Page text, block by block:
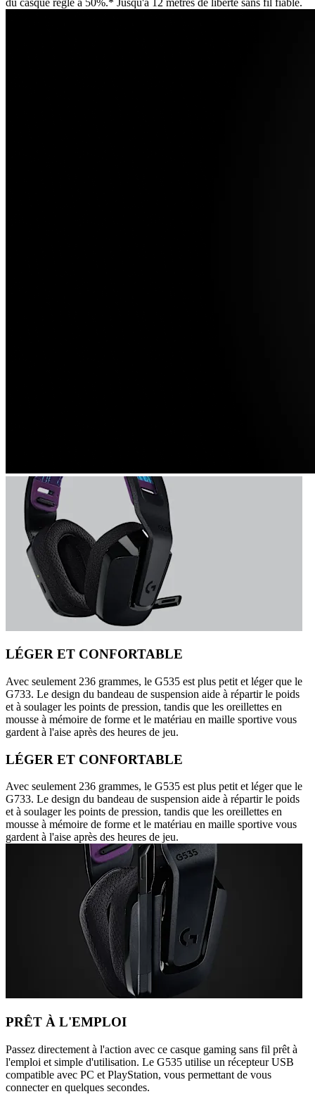
LÉGER ET CONFORTABLE
Avec seulement 236 grammes, le G535 est plus petit et léger que le
G733. Le design du bandeau de suspension aide à répartir le poids
et à soulager les points de pression, tandis que les oreillettes en
mousse à mémoire de forme et le matériau en maille sportive vous
gardent à l'aise après des heures de jeu.
LÉGER ET CONFORTABLE
Avec seulement 236 grammes, le G535 est plus petit et léger que le
G733. Le design du bandeau de suspension aide à répartir le poids
et à soulager les points de pression, tandis que les oreillettes en
mousse à mémoire de forme et le matériau en maille sportive vous
gardent à l'aise après des heures de jeu.
PRÊT À L'EMPLOI
Passez directement à l'action avec ce casque gaming sans fil prêt à
l'emploi et simple d'utilisation. Le G535 utilise un récepteur USB
compatible avec PC et PlayStation, vous permettant de vous
connecter en quelques secondes.